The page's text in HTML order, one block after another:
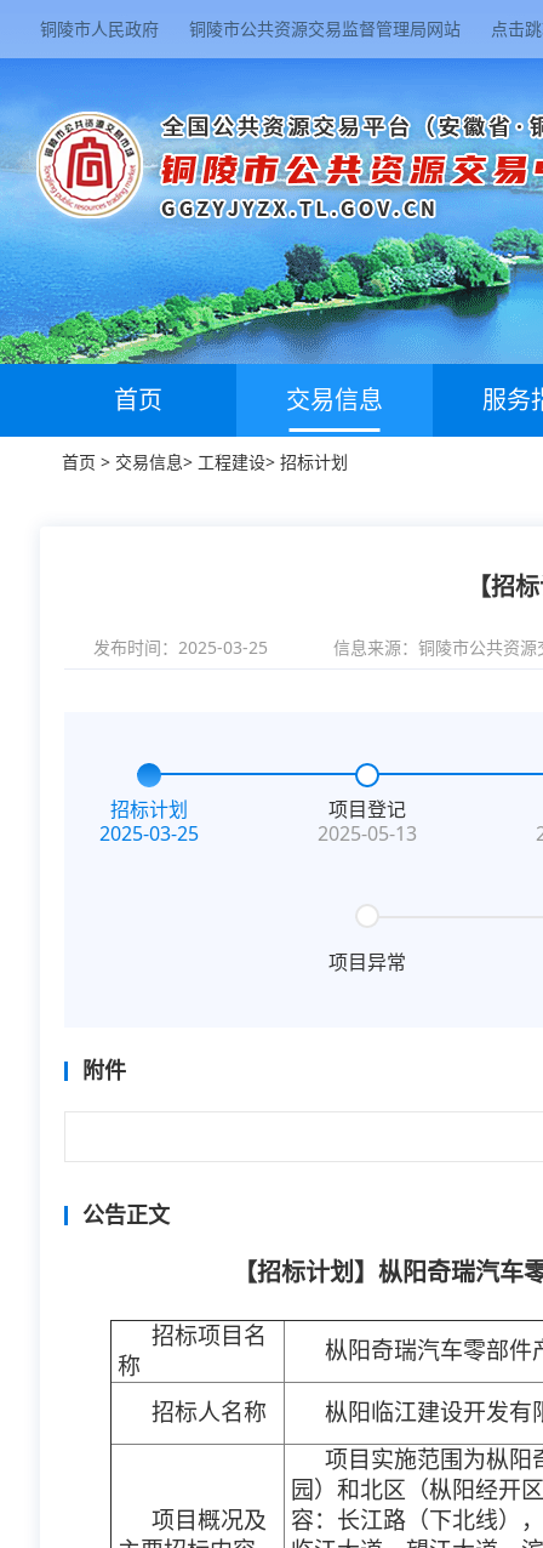
铜陵市人民政府 铜陵市公共资源交易监督管理局网站 点击
首页 交易信息 服务
首页 > 交易信息> 工程建设> 招标计划
【招
发布时间：2025-03-25 信息来源： 铜陵市公共资源
招标计划
2025-03-25
项目登记
2025-05-13
项目异常
附件
公告正文
【招标计划】枞阳奇瑞汽
招标项目名
称
枞阳奇瑞汽车零部件
招标人名称 枞阳临江建设开发有
项目概况及
项目实施范围为枞阳
园）和北区（枞阳经开
容：长江路（下北线）